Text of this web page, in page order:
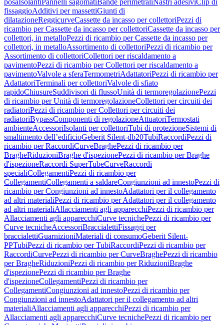
posaIsolantiPannelli sagomatiBande perimetraliNastri adesiviClip di
fissaggioAdditivi per massettiGiunti di
dilatazioneReggicurveCassette da incasso per collettoriPezzi di
ricambio per Cassette da incasso per collettoriCassette da incasso per
collettori, in metalloPezzi di ricambio per Cassette da incasso per
collettori, in metalloAssortimento di collettoriPezzi di ricambio per
Assortimento di collettoriCollettori per riscaldamento a
pavimentoPezzi di ricambio per Collettori per riscaldamento a
pavimentoValvole a sferaTermometriAdattatoriPezzi di ricambio per
AdattatoriTerminali per collettoriValvole di sfiato
rapidoChiusureSuddivisori di flussoUnità di termoregolazionePezzi
di ricambio per Unità di termoregolazioneCollettori per circuiti dei
radiatoriPezzi di ricambio per Collettori per circuiti dei
radiatoriBypassComponenti di regolazioneAttuatoriTermostati
ambienteAccessoriIsolanti per collettoriTubi di protezioneSistemi di
smaltimento dell’edificioGeberit Silent-db20TubiRaccordiPezzi di
ricambio per RaccordiCurveBraghePezzi di ricambio per
BragheRiduzioniBraghe d'ispezionePezzi di ricambio per Braghe
d'ispezioneRaccordi SuperTubeCurveRaccordi
specialiCollegamentiPezzi di ricambio per
CollegamentiCollegamenti a saldareCongiunzioni ad innestoPezzi di
ricambio per Congiunzioni ad innestoAdattatori per il collegamento
ad altri materialiPezzi di ricambio per Adattatori per il collegamento
ad altri materialiAllacciamenti agli apparecchiPezzi di ricambio per
Allacciamenti agli apparecchiCurve tecnichePezzi di ricambio per
Curve tecnicheAccessoriBraccialettiFissaggi per
braccialettiGuarnizioniMateriali di consumoGeberit Silent-
PPTubiPezzi di ricambio per TubiRaccordiPezzi di ricambio per
RaccordiCurvePezzi di ricambio per CurveBraghePezzi di ricambio
per BragheRiduzioniPezzi di ricambio per RiduzioniBraghe
d'ispezionePezzi di ricambio per Braghe
d'ispezioneCollegamentiPezzi di ricambio per
CollegamentiCongiunzioni ad innestoPezzi di ricambio per
Congiunzioni ad innestoAdattatori per il collegamento ad altri
materialiAllacciamenti agli apparecchiPezzi di ricambio per
Allacciamenti agli apparecchiCurve tecnichePezzi di ricambio per